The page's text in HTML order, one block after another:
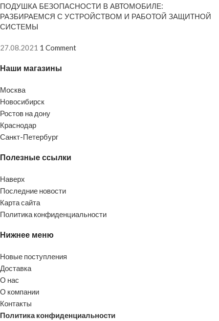
ПОДУШКА БЕЗОПАСНОСТИ В АВТОМОБИЛЕ:
РАЗБИРАЕМСЯ С УСТРОЙСТВОМ И РАБОТОЙ ЗАЩИТНОЙ
СИСТЕМЫ
27.08.2021 1 Comment
Наши магазины
Москва
Новосибирск
Ростов на дону
Краснодар
Санкт-Петербург
Полезные ссылки
Наверх
Последние новости
Карта сайта
Политика конфиденциальности
Нижнее меню
Новые поступления
Доставка
О нас
О компании
Контакты
Политика конфиденциальности